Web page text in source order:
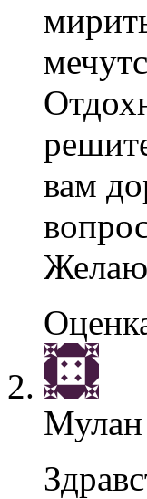
вам
Желаю
Мулан